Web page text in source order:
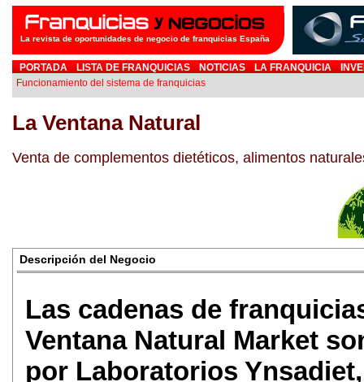
La revista de oportunidades de negocio de franquicias España
PORTADA LISTA DE FRANQUICIAS NOTICIAS LA FRANQUICIA
Funcionamiento del sistema de franquicias
La Ventana Natural
Venta de complementos dietéticos, alimentos
Descripción del Negocio
Las cadenas de
Ventana Natural Market
por Laboratorios